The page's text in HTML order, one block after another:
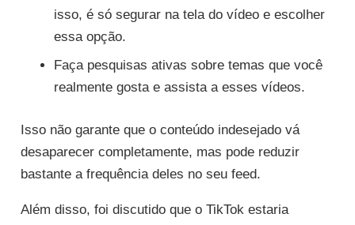
isso, é só segurar na tela do vídeo e escolher
essa opção.
Faça pesquisas ativas sobre temas que você
realmente gosta e assista a esses vídeos.
Isso não garante que o conteúdo indesejado vá
desaparecer completamente, mas pode reduzir
bastante a frequência deles no seu feed.
Além disso, foi discutido que o TikTok estaria